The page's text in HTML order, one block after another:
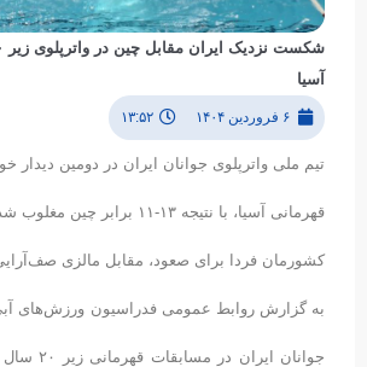
آسیا
۶ فروردین ۱۴۰۴ ۱۳:۵۲
تیم ملی واترپلوی جوانان ایران در دومین دیدار
قهرمانی آسیا، با نتیجه ۱۳-۱۱ برابر
کشورمان فردا برای صعود، مقابل مالزی
به گزارش روابط عمومی فدراسیون ورزش‌های
جوانان ایران